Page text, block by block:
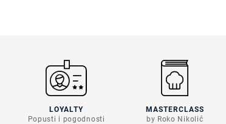
LOYALTY
Popusti i pogodnosti
MASTERCLASS
by Roko Nikolić